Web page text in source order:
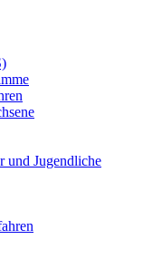
und Jugendliche